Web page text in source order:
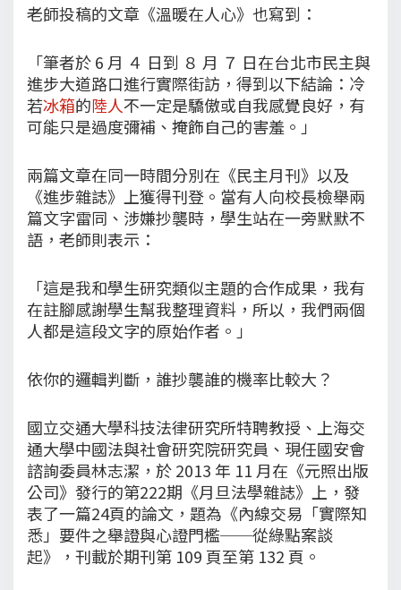
老師投稿的文章《溫暖在人心》也寫到：
「筆者於 6 月 ４ 日到 ８ 月 ７ 日在台北市民主與
進步大道路口進行實際街訪，得到以下結論：冷
若冰箱的陸人不一定是驕傲或自我感覺良好，有
可能只是過度彌補、掩飾自己的害羞。」
兩篇文章在同一時間分別在《民主月刊》以及
《進步雜誌》上獲得刊登。當有人向校長檢舉兩
篇文字雷同、涉嫌抄襲時，學生站在一旁默默不
語，老師則表示：
「這是我和學生研究類似主題的合作成果，我有
在註腳感謝學生幫我整理資料，所以，我們兩個
人都是這段文字的原始作者。」
依你的邏輯判斷，誰抄襲誰的機率比較大？
國立交通大學科技法律研究所特聘教授、上海交
通大學中國法與社會研究院研究員、現任國安會
諮詢委員林志潔，於 2013 年 11 月在《元照出版
公司》發行的第222期《月旦法學雜誌》上，發
表了一篇24頁的論文，題為《內線交易「實際知
悉」要件之舉證與心證門檻──從綠點案談
起》，刊載於期刊第 109 頁至第 132 頁。